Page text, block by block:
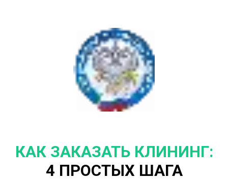
КАК ЗАКАЗАТЬ КЛИНИНГ:
4 ПРОСТЫХ ШАГА